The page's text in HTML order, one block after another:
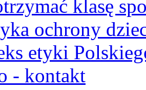
klasę
ochrony
etyki
- kontakt